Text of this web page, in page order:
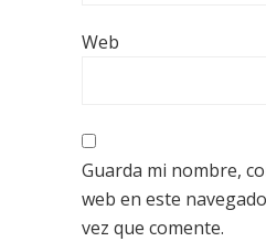
Web
Guarda mi nombre,
web en este
vez que comente.